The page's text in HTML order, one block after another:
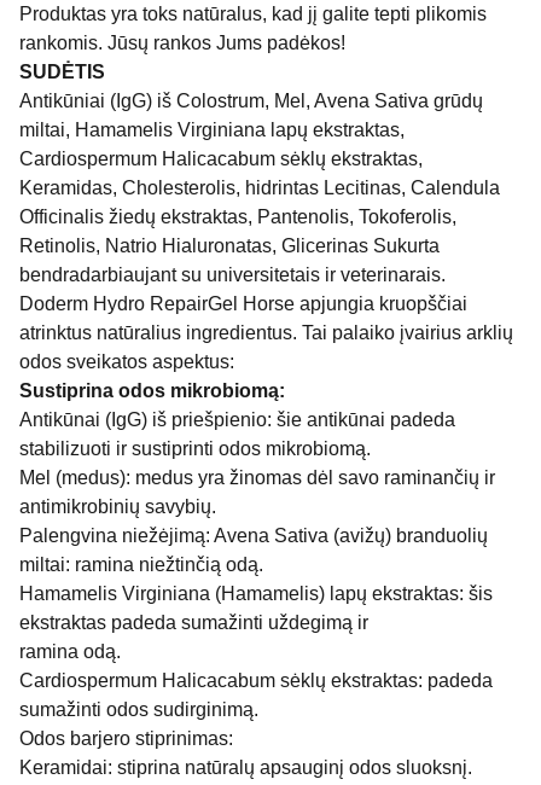
Produktas yra toks natūralus, kad jį galite tepti plikomis
rankomis. Jūsų rankos Jums padėkos!
SUDĖTIS
Antikūniai (IgG) iš Colostrum, Mel, Avena Sativa grūdų
miltai, Hamamelis Virginiana lapų ekstraktas,
Cardiospermum Halicacabum sėklų ekstraktas,
Keramidas, Cholesterolis, hidrintas Lecitinas, Calendula
Officinalis žiedų ekstraktas, Pantenolis, Tokoferolis,
Retinolis, Natrio Hialuronatas, Glicerinas Sukurta
bendradarbiaujant su universitetais ir veterinarais.
Doderm Hydro RepairGel Horse apjungia kruopščiai
atrinktus natūralius ingredientus. Tai palaiko įvairius arklių
odos sveikatos aspektus:
Sustiprina odos mikrobiomą:
Antikūnai (IgG) iš priešpienio: šie antikūnai padeda
stabilizuoti ir sustiprinti odos mikrobiomą.
Mel (medus): medus yra žinomas dėl savo raminančių ir
antimikrobinių savybių.
Palengvina niežėjimą: Avena Sativa (avižų) branduolių
miltai: ramina niežtinčią odą.
Hamamelis Virginiana (Hamamelis) lapų ekstraktas: šis
ekstraktas padeda sumažinti uždegimą ir
ramina odą.
Cardiospermum Halicacabum sėklų ekstraktas: padeda
sumažinti odos sudirginimą.
Odos barjero stiprinimas:
Keramidai: stiprina natūralų apsauginį odos sluoksnį.